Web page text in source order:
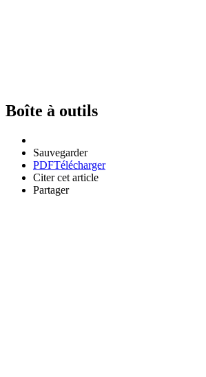
Boîte à outils
Sauvegarder
PDFTélécharger
Citer cet article
Partager